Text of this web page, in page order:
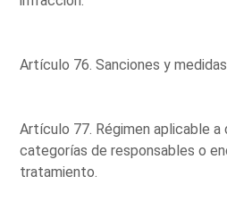
Artículo 76. Sanciones y
Artículo 77. Régimen aplicable a
categorías de responsables o
tratamiento.